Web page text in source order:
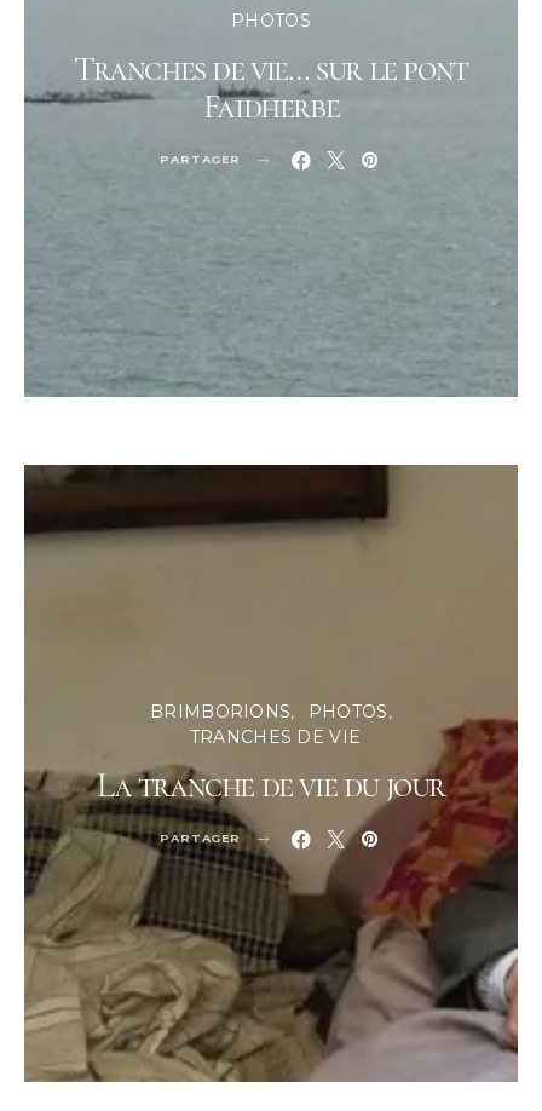
PHOTOS
Tranches de vie… sur le pont
Faidherbe
PARTAGER
BRIMBORIONS
PHOTOS
TRANCHES DE VIE
La tranche de vie du jour
PARTAGER